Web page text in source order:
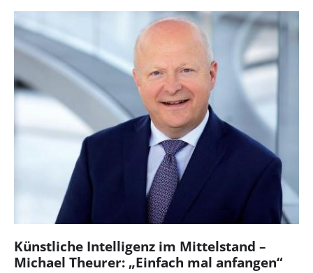
Künstliche Intelligenz im Mittelstand –
Michael Theurer: „Einfach mal anfangen“